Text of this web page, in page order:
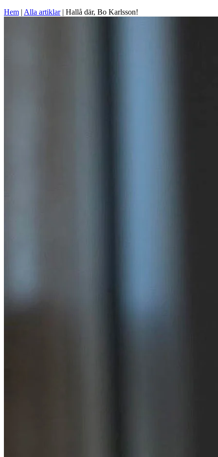
Hem | Alla artiklar| Hallå där, Bo Karlsson!